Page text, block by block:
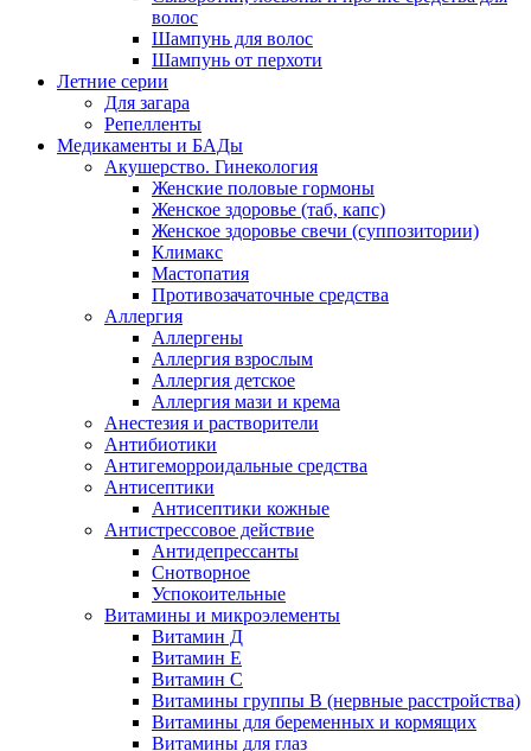
волос
Шампунь для волос
Шампунь от перхоти
Летние серии
Для загара
Репелленты
Медикаменты и БАДы
Акушерство. Гинекология
Женские половые гормоны
Женское здоровье (таб, капс)
Женское здоровье свечи (суппозитории)
Климакс
Мастопатия
Противозачаточные средства
Аллергия
Аллергены
Аллергия взрослым
Аллергия детское
Аллергия мази и крема
Анестезия и растворители
Антибиотики
Антигеморроидальные средства
Антисептики
Антисептики кожные
Антистрессовое действие
Антидепрессанты
Снотворное
Успокоительные
Витамины и микроэлементы
Витамин Д
Витамин Е
Витамин С
Витамины группы В (нервные расстройства)
Витамины для беременных и кормящих
Витамины для глаз